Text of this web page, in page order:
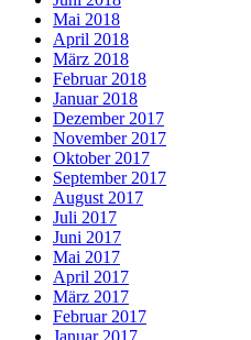
Mai 2018
April 2018
März 2018
Februar 2018
Januar 2018
Dezember 2017
November 2017
Oktober 2017
September 2017
August 2017
Juli 2017
Juni 2017
Mai 2017
April 2017
März 2017
Februar 2017